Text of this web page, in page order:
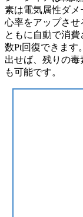
素は電気属性ダ
心率をアップさせ
ともに自動で消
数Pt回復できます
出せば、残りの
も可能です。